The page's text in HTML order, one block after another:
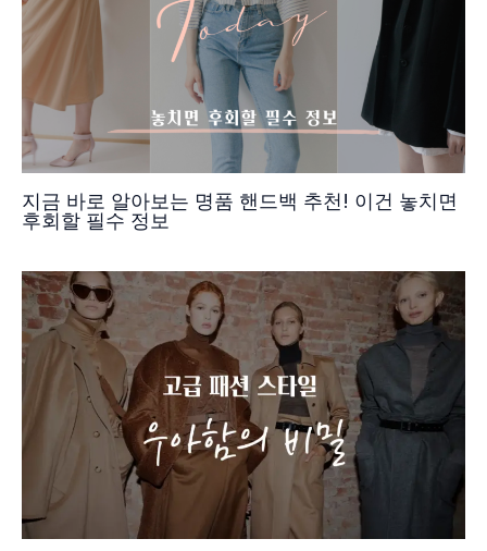
지금 바로 알아보는 명품 핸드백 추천! 이건 놓치면
후회할 필수 정보